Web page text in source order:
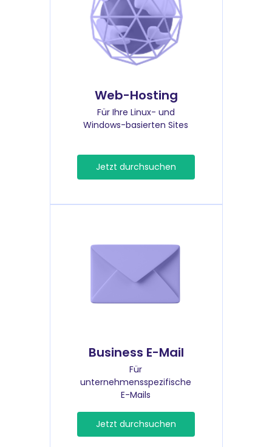
Web-Hosting
Für Ihre Linux- und
Windows-basierten Sites
Jetzt durchsuchen
Business E-Mail
Für
unternehmensspezifische
E-Mails
Jetzt durchsuchen